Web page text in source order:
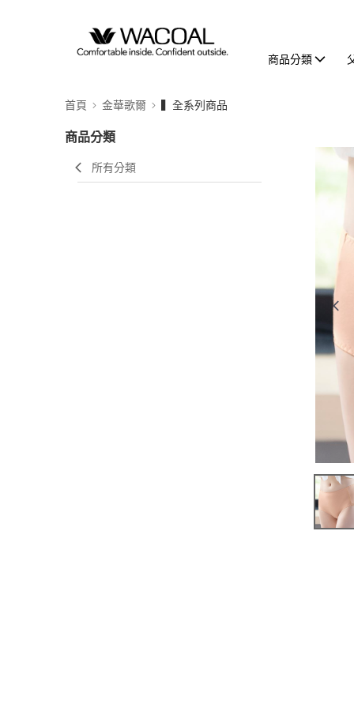
商品分類
首頁 金華歌爾 ▍全系列商品
商品分類
所有分類